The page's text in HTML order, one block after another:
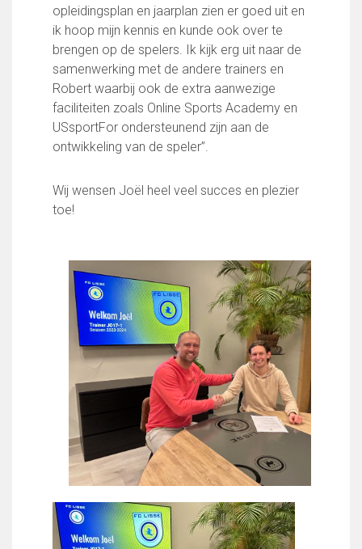
Business Club 2.0
Heeren van Ter Specke
Maatschappelijke bijdrage
Steun bij contributie
Support Casper
Dagbesteding ’s Heeren Loo
De gezonde sportkantine
Contact
Wie doet wat
Ruimte reserveren/huren
VOLG ONS OP:
opleidingsplan en jaarplan zien er goed uit en
ik hoop mijn kennis en kunde ook over te
brengen op de spelers. Ik kijk erg uit naar de
samenwerking met de andere trainers en
Robert waarbij ook de extra aanwezige
faciliteiten zoals Online Sports Academy en
USsportFor ondersteunend zijn aan de
ontwikkeling van de speler”.
Wij wensen Joël heel veel succes en plezier
toe!